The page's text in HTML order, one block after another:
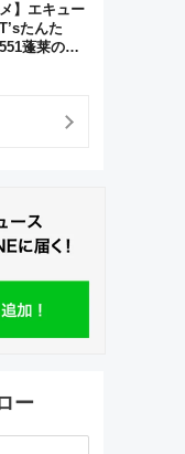
】エキュー
たんた
蓬莱の
京豚饅」、
ー